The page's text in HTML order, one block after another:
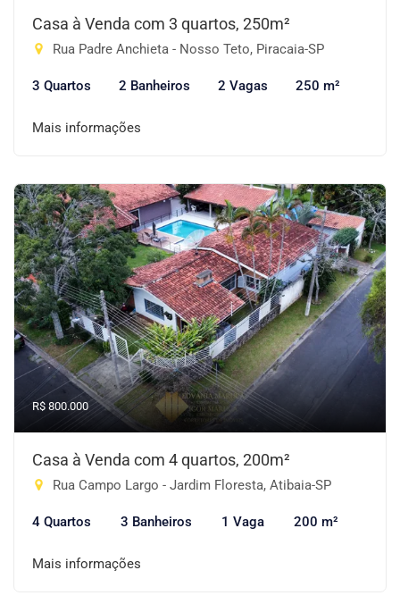
Casa à Venda com 3 quartos, 250m²
Rua Padre Anchieta - Nosso Teto, Piracaia-SP
3 Quartos 2 Banheiros 2 Vagas 250 m²
Mais informações
R$ 800.000
Casa à Venda com 4 quartos, 200m²
Rua Campo Largo - Jardim Floresta, Atibaia-SP
4 Quartos 3 Banheiros 1 Vaga 200 m²
Mais informações